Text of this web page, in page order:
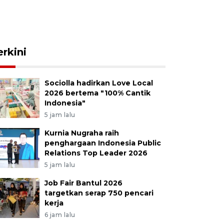
Sociolla hadirkan Love Local
2026 bertema "100% Cantik
Indonesia"
5 jam lalu
Kurnia Nugraha raih
penghargaan Indonesia Public
Relations Top Leader 2026
5 jam lalu
Job Fair Bantul 2026
targetkan serap 750 pencari
kerja
6 jam lalu